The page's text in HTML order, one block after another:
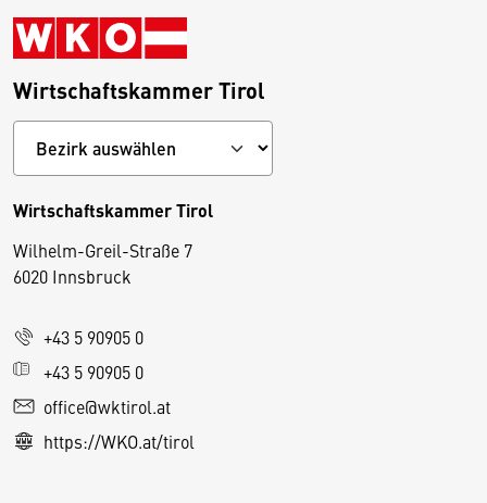
Wirtschaftskammer Tirol
Wirtschaftskammer Tirol
Wilhelm-Greil-Straße 7
6020 Innsbruck
+43 5 90905 0
+43 5 90905 0
office@wktirol.at
https://WKO.at/tirol
D
i
s
e
S
e